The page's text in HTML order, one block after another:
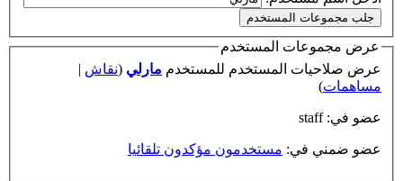
عرض مجموعات المستخدم
عرض صلاحيات المستخدم للمستخدم مارلي (نقاش |
مساهمات)
عضو في: staff
عضو ضمني في: مستخدمون مؤكدون تلقائيا